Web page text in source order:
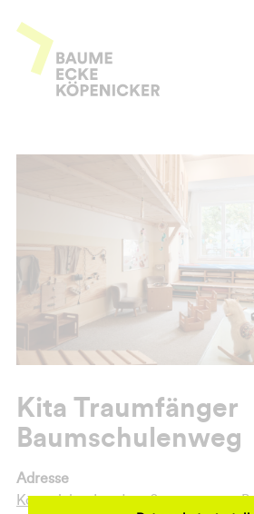
Inhalt
springen
Baume
Kita Traumfänger
Baumschulenweg
Adresse
Köpenicker Landstraße 246, 12437